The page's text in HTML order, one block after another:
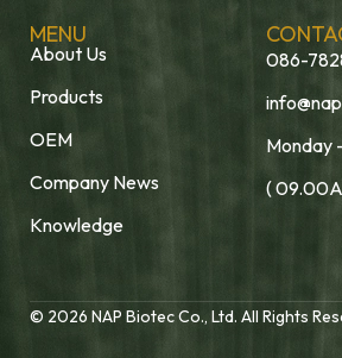
MENU
About Us
Products
OEM
Company News
Knowledge
086-
Monday
(
© 2026 NAP Biotec Co., Ltd. All Rights